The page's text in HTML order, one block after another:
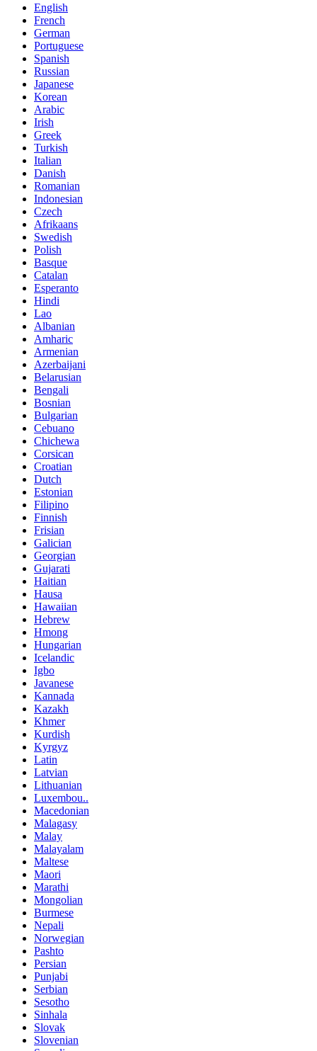
English
French
German
Portuguese
Spanish
Russian
Japanese
Korean
Arabic
Irish
Greek
Turkish
Italian
Danish
Romanian
Indonesian
Czech
Afrikaans
Swedish
Polish
Basque
Catalan
Esperanto
Hindi
Lao
Albanian
Amharic
Armenian
Azerbaijani
Belarusian
Bengali
Bosnian
Bulgarian
Cebuano
Chichewa
Corsican
Croatian
Dutch
Estonian
Filipino
Finnish
Frisian
Galician
Georgian
Gujarati
Haitian
Hausa
Hawaiian
Hebrew
Hmong
Hungarian
Icelandic
Igbo
Javanese
Kannada
Kazakh
Khmer
Kurdish
Kyrgyz
Latin
Latvian
Lithuanian
Luxembou..
Macedonian
Malagasy
Malay
Malayalam
Maltese
Maori
Marathi
Mongolian
Burmese
Nepali
Norwegian
Pashto
Persian
Punjabi
Serbian
Sesotho
Sinhala
Slovak
Slovenian